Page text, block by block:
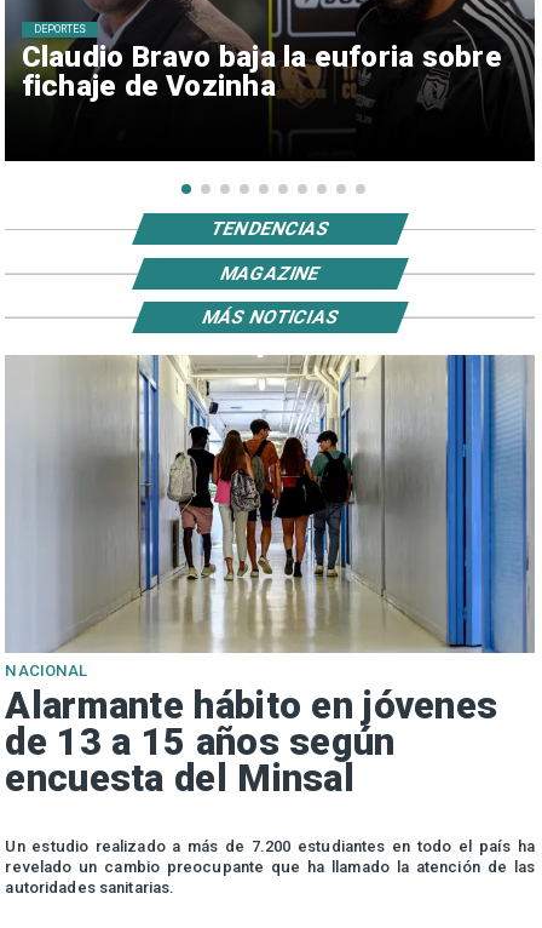
Claudio Bravo baja la euforia sobre
fichaje de Vozinha
DEPORTES
TENDENCIAS
MAGAZINE
NACIONAL
Alarmante hábito en jóvenes
de 13 a 15 años según
encuesta del Minsal
Un estudio realizado a más de 7.200 estudiantes en todo el país ha
revelado un cambio preocupante que ha llamado la atención de las
autoridades sanitarias.
MÁS NOTICIAS